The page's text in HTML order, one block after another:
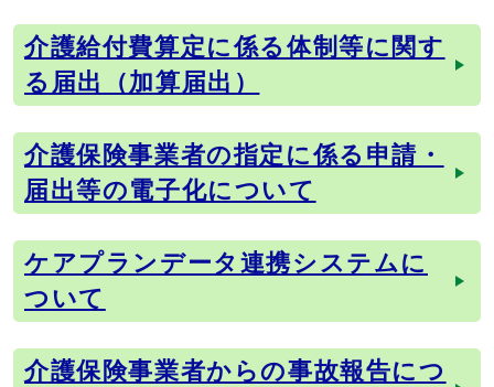
介護給付費算定に係る体制等に関す
る届出（加算届出）
介護保険事業者の指定に係る申請・
届出等の電子化について
ケアプランデータ連携システムに
ついて
介護保険事業者からの事故報告につ